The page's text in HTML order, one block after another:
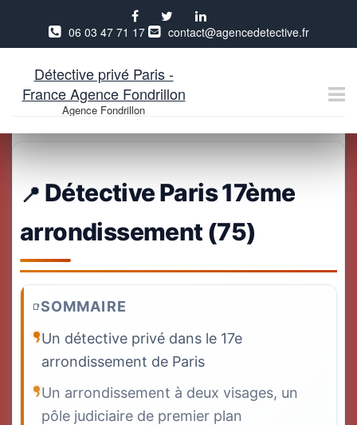
Aller
contenu
06 03 47 71 17 contact@agencedetective.fr
Détective privé Paris -
France Agence Fondrillon
Agence Fondrillon
Détective Paris 17ème
arrondissement (75)
SOMMAIRE
Un détective privé dans le 17e
arrondissement de Paris
Un arrondissement à deux visages, un
pôle judiciaire de premier plan